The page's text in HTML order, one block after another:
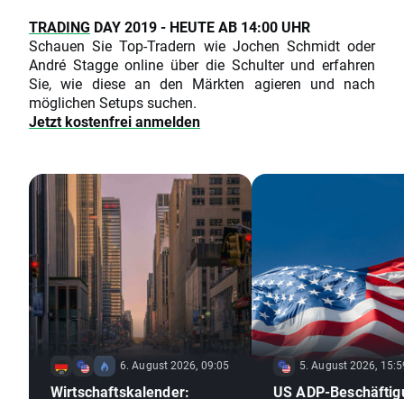
TRADING DAY 2019 - HEUTE AB 14:00 UHR
Schauen Sie Top-Tradern wie Jochen Schmidt oder
André Stagge online über die Schulter und erfahren
Sie, wie diese an den Märkten agieren und nach
möglichen Setups suchen.
Jetzt kostenfrei anmelden
6. August 2026, 09:05
Wirtschaftskalender:
5. August 2026,
US ADP-